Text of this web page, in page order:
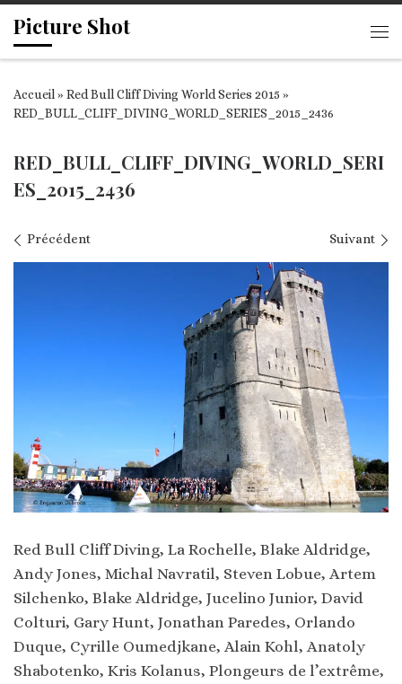
Passer au contenu
Picture Shot
Accueil» Red Bull Cliff Diving World Series 2015 »
RED_BULL_CLIFF_DIVING_WORLD_SERIES_2015_2436
RED_BULL_CLIFF_DIVING_WORLD_SERI
ES_2015_2436
Navigation des images
Précédent Suivant
Red Bull Cliff Diving, La Rochelle, Blake Aldridge,
Andy Jones, Michal Navratil, Steven Lobue, Artem
Silchenko, Blake Aldridge, Jucelino Junior, David
Colturi, Gary Hunt, Jonathan Paredes, Orlando
Duque, Cyrille Oumedjkane, Alain Kohl, Anatoly
Shabotenko, Kris Kolanus, Plongeurs de l’extrême,